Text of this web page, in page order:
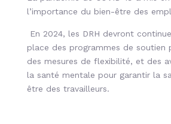
l’importance du bien-être des
En 2024, les DRH devront
place des programmes de soutien
des mesures de flexibilité, et des
la santé mentale pour garantir la
être des travailleurs.